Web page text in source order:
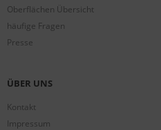
Oberflächen Übersicht
häufige Fragen
Presse
ÜBER UNS
Kontakt
Impressum